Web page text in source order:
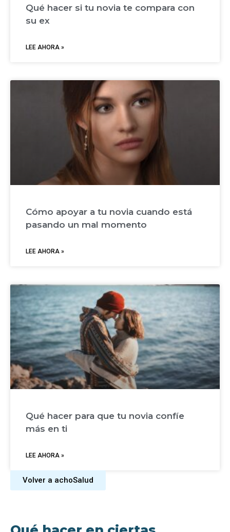
Qué hacer si tu novia te compara con
su ex
LEE AHORA »
Cómo apoyar a tu novia cuando está
pasando un mal momento
LEE AHORA »
Qué hacer para que tu novia confíe
más en ti
LEE AHORA »
Volver a achoSalud